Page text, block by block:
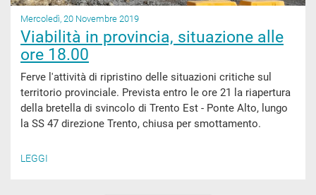
Mercoledì, 20 Novembre 2019
Viabilità in provincia, situazione alle
ore 18.00
Ferve l'attività di ripristino delle situazioni critiche sul
territorio provinciale. Prevista entro le ore 21 la riapertura
della bretella di svincolo di Trento Est - Ponte Alto, lungo
la SS 47 direzione Trento, chiusa per smottamento.
LEGGI